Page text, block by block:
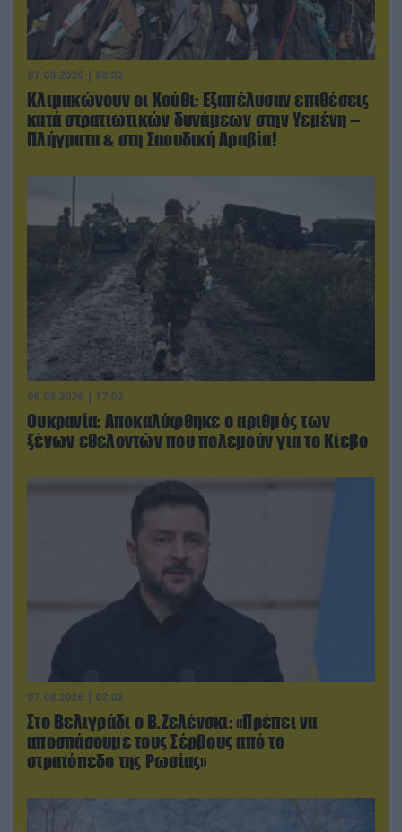
07.08.2026 | 08:02
Κλιμακώνουν οι Χούθι: Eξαπέλυσαν επιθέσεις
κατά στρατιωτικών δυνάμεων στην Υεμένη –
Πλήγματα & στη Σαουδική Αραβία!
06.08.2026 | 17:02
Ουκρανία: Αποκαλύφθηκε ο αριθμός των
ξένων εθελοντών που πολεμούν για το Κίεβο
07.08.2026 | 02:02
Στο Βελιγράδι ο Β.Ζελένσκι: «Πρέπει να
αποσπάσουμε τους Σέρβους από το
στρατόπεδο της Ρωσίας»